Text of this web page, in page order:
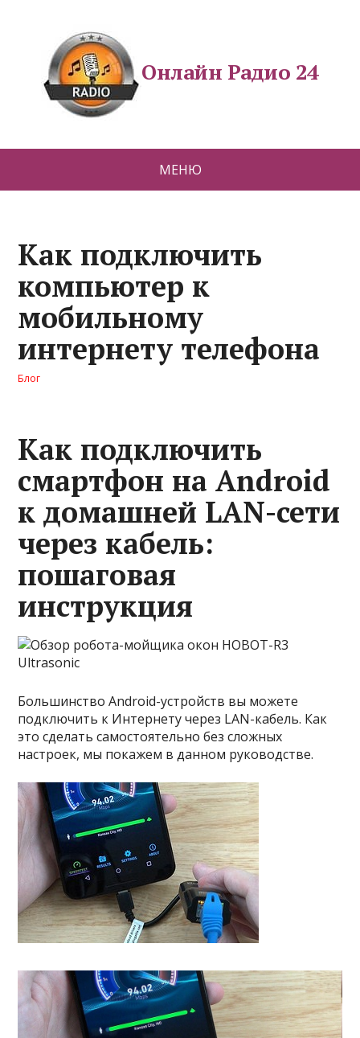
Онлайн Радио 24
МЕНЮ
Как подключить
компьютер к
мобильному
интернету телефона
Блог
Как подключить
смартфон на Android
к домашней LAN-сети
через кабель:
пошаговая
инструкция
Большинство Android-устройств вы можете
подключить к Интернету через LAN-кабель. Как
это сделать самостоятельно без сложных
настроек, мы покажем в данном руководстве.